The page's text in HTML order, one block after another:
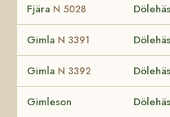
Fjära N 5028
Gimla N 3391
Gimla N 3392
Gimleson